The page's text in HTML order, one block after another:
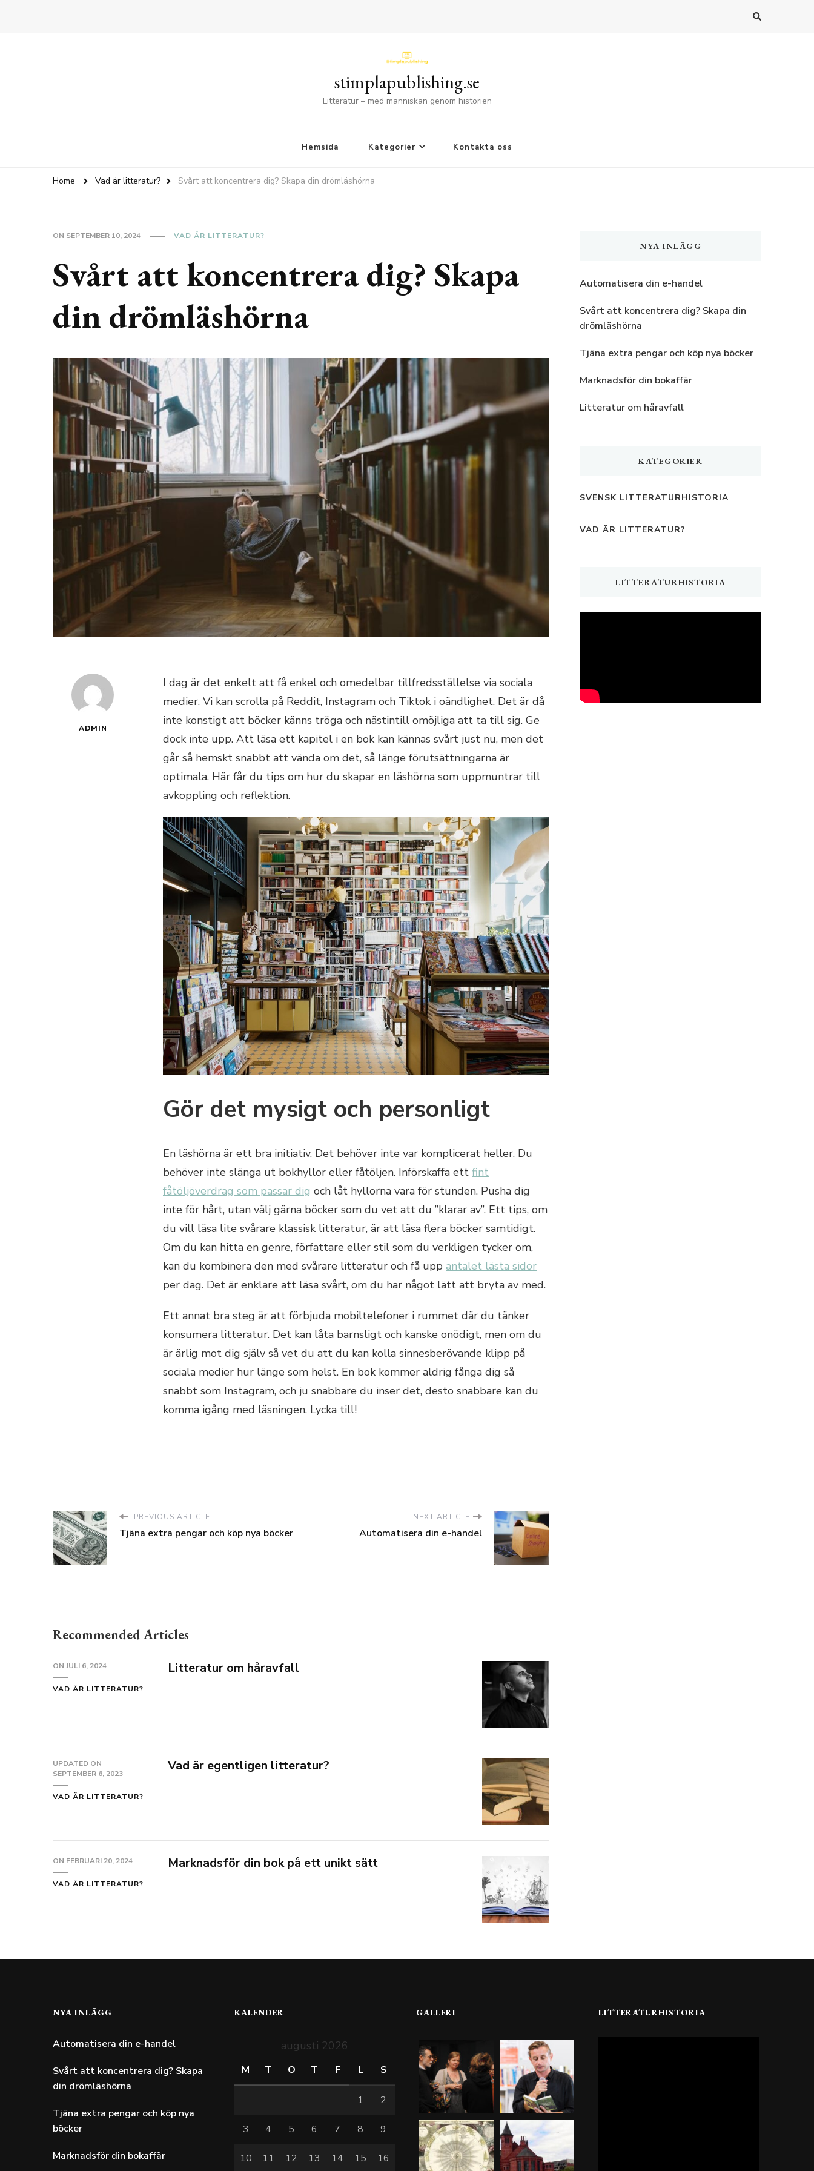
stimplapublishing.se
Litteratur – med människan genom historien
Hemsida Kategorier Kontakta oss
Home Vad är litteratur? Svårt att koncentrera dig? Skapa din drömläshörna
ON SEPTEMBER 10, 2024 VAD ÄR LITTERATUR?
Svårt att koncentrera dig? Skapa
din drömläshörna
ADMIN
I dag är det enkelt att få enkel och omedelbar tillfredsställelse via sociala
medier. Vi kan scrolla på Reddit, Instagram och Tiktok i oändlighet. Det är då
inte konstigt att böcker känns tröga och nästintill omöjliga att ta till sig. Ge
dock inte upp. Att läsa ett kapitel i en bok kan kännas svårt just nu, men det
går så hemskt snabbt att vända om det, så länge förutsättningarna är
optimala. Här får du tips om hur du skapar en läshörna som uppmuntrar till
avkoppling och reflektion.
Gör det mysigt och personligt
En läshörna är ett bra initiativ. Det behöver inte var komplicerat heller. Du
behöver inte slänga ut bokhyllor eller fåtöljen. Införskaffa ett fint
fåtöljöverdrag som passar dig och låt hyllorna vara för stunden. Pusha dig
inte för hårt, utan välj gärna böcker som du vet att du ”klarar av”. Ett tips, om
du vill läsa lite svårare klassisk litteratur, är att läsa flera böcker samtidigt.
Om du kan hitta en genre, författare eller stil som du verkligen tycker om,
kan du kombinera den med svårare litteratur och få upp antalet lästa sidor
per dag. Det är enklare att läsa svårt, om du har något lätt att bryta av med.
Ett annat bra steg är att förbjuda mobiltelefoner i rummet där du tänker
konsumera litteratur. Det kan låta barnsligt och kanske onödigt, men om du
är ärlig mot dig själv så vet du att du kan kolla sinnesberövande klipp på
sociala medier hur länge som helst. En bok kommer aldrig fånga dig så
snabbt som Instagram, och ju snabbare du inser det, desto snabbare kan du
komma igång med läsningen. Lycka till!
PREVIOUS ARTICLE
Tjäna extra pengar och köp nya böcker
NEXT ARTICLE
Automatisera din e-handel
Recommended Articles
ON JULI 6, 2024
VAD ÄR LITTERATUR?
Litteratur om håravfall
UPDATED ON
SEPTEMBER 6, 2023
VAD ÄR LITTERATUR?
Vad är egentligen litteratur?
ON FEBRUARI 20, 2024
VAD ÄR LITTERATUR?
Marknadsför din bok på ett unikt sätt
NYA INLÄGG
Automatisera din e-handel
Svårt att koncentrera dig? Skapa din
drömläshörna
Tjäna extra pengar och köp nya böcker
Marknadsför din bokaffär
Litteratur om håravfall
KATEGORIER
SVENSK LITTERATURHISTORIA
VAD ÄR LITTERATUR?
LITTERATURHISTORIA
NYA INLÄGG
Automatisera din e-handel
Svårt att koncentrera dig? Skapa
din drömläshörna
Tjäna extra pengar och köp nya
böcker
Marknadsför din bokaffär
KALENDER
augusti 2026
M T O T F L S
1 2
3 4 5 6 7 8 9
10 11 12 13 14 15 16
GALLERI LITTERATURHISTORIA